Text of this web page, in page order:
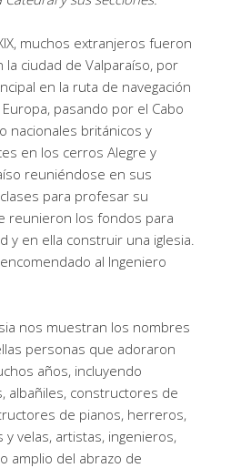
muchos extranjeros fueron
ciudad de Valparaíso, por
en la ruta de navegación
pasando por el Cabo
nacionales británicos y
en los cerros Alegre y
reuniéndose en sus
para profesar su
reunieron los fondos para
y en ella construir una iglesia.
al Ingeniero
nos muestran los nombres
personas que adoraron
años, incluyendo
albañiles, constructores de
de pianos, herreros,
velas, artistas, ingenieros,
amplio del abrazo de